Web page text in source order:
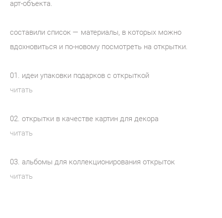
арт-объекта.
составили список — материалы, в которых можно
вдохновиться и по-новому посмотреть на открытки.
01. идеи упаковки подарков с открыткой
читать
02. открытки в качестве картин для декора
читать
03. альбомы для коллекционирования открыток
читать